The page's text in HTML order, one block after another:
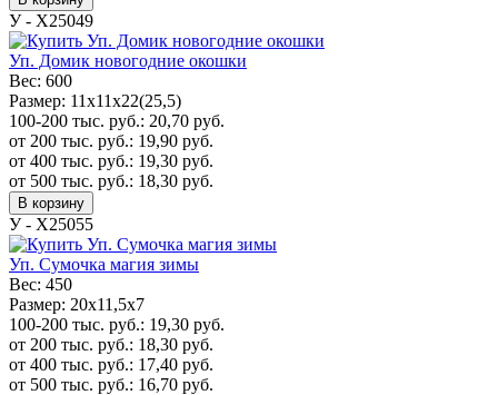
У - Х25049
Уп. Домик новогодние окошки
Вес: 600
Размер: 11х11х22(25,5)
100-200 тыс. руб.: 20,70 руб.
от 200 тыс. руб.: 19,90 руб.
от 400 тыс. руб.: 19,30 руб.
от 500 тыс. руб.: 18,30 руб.
В корзину
У - Х25055
Уп. Сумочка магия зимы
Вес: 450
Размер: 20x11,5x7
100-200 тыс. руб.: 19,30 руб.
от 200 тыс. руб.: 18,30 руб.
от 400 тыс. руб.: 17,40 руб.
от 500 тыс. руб.: 16,70 руб.